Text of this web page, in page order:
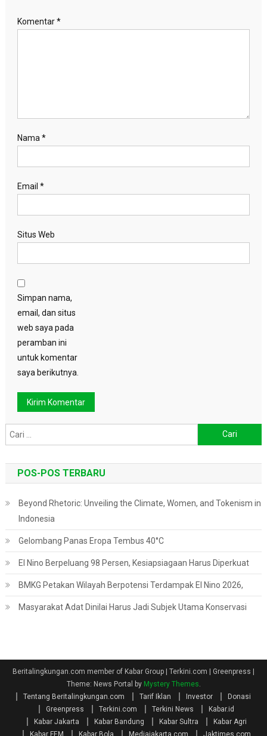
Komentar*
Nama *
Email *
Situs Web
Simpan nama,
email, dan situs
web saya pada
peramban ini
untuk komentar
saya berikutnya.
untuk:
POS-POS TERBARU
Beyond Rhetoric: Unveiling the Climate, Women, and Tokenism in
Indonesia
Gelombang Panas Eropa Tembus 40°C
El Nino Berpeluang 98 Persen, Kesiapsiagaan Harus Diperkuat
BMKG Petakan Wilayah Berpotensi Terdampak El Nino 2026,
Masyarakat Adat Dinilai Harus Jadi Subjek Utama Konservasi
Beritalingkungan.com member of Kabar Group | Terkini.com | Greenpress |
Theme: News Portal by Mystery Themes
Tentang Beritalingkungan.com
Tarif Iklan Investor
Donasi
Greenpress
Terkini.com Terkini News
Kabar.id
Kabar Jakarta
Kabar Bandung Kabar Sultra
Kabar Agri
Kabar FEM
Kabar Bola Mediajakarta.com Jaktimes.com